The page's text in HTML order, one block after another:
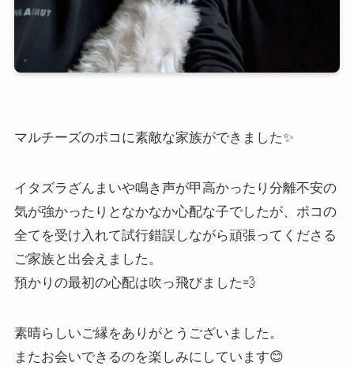
マルチーズのポコに素敵な家族ができました✨
イタズラざんまいや鳴き声が甲高かったり分離不安の
気が強かったりとなかなか心配な子でしたが、ポコの
全てを受け入れて試行錯誤しながら頑張ってくださる
ご家族と出会えました。
預かりの最初の心配は吹っ飛びました💨
素晴らしいご縁をありがとうございました。
またお会いできるのを楽しみにしています😊